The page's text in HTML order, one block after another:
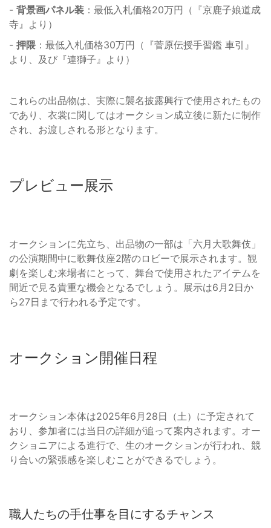
- 背景画パネル装 ：最低入札価格20万円（『京鹿子娘道成
寺』より）
- 押隈 ：最低入札価格30万円（『菅原伝授手習鑑 車引』
より、及び『連獅子』より）
これらの出品物は、実際に襲名披露興行で使用されたもの
であり、衣裳に関してはオークション成立後に新たに制作
され、お渡しされる形となります。
プレビュー展示
オークションに先立ち、出品物の一部は「六月大歌舞伎」
の公演期間中に歌舞伎座2階のロビーで展示されます。観
劇を楽しむ来場者にとって、舞台で使用されたアイテムを
間近で見る貴重な機会となるでしょう。展示は6月2日か
ら27日まで行われる予定です。
オークション開催日程
オークション本体は2025年6月28日（土）に予定されて
おり、参加者には当日の詳細が追って案内されます。オー
クショニアによる進行で、生のオークションが行われ、競
り合いの緊張感を楽しむことができるでしょう。
職人たちの手仕事を目にするチャンス